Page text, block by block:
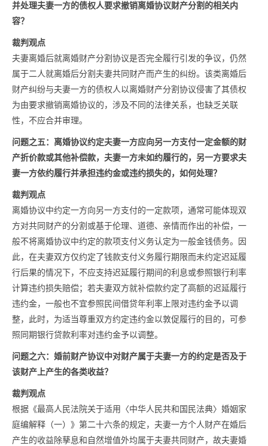
并处理夫妻一方的债权人要求撤销离婚协议财产分割的相关内
容？
裁判观点
夫妻离婚后就离婚财产分割协议是否完全履行引发的争议，仍然
属于二人就离婚后分割夫妻共同财产而产生的纠纷。该类离婚后
财产纠纷与夫妻一方的债权人以离婚财产分割协议侵害了其债权
为由要求撤销离婚协议的，涉及不同的法律关系，也缺乏关联
性，不应合并审理。
问题之五：离婚协议约定夫妻一方应向另一方支付一定金额的财
产折价款或其他补偿款，夫妻一方未如约履行的，另一方要求夫
妻一方依约履行并承担违约金或违约损失的，如何处理？
裁判观点
离婚协议中约定一方向另一方支付的一定款项，通常可能体现双
方对共同财产的分割或基于伦理、道德、亲情而作出的补偿，一
般不将离婚协议中约定的款项支付义务认定为一般金钱债务。因
此，在夫妻双方仅约定了钱款支付义务履行期限而未约定迟延履
行后果的情况下，不应支持迟延履行期间的利息或参照银行利率
计算违约损失赔偿；若夫妻双方就补偿款约定了高额的迟延履行
违约金，一般也不宜参照民间借贷年利率上限对违约金予以调
整，此时，为适当尊重双方约定违约金以敦促履行的目的，可参
照同期银行贷款利率对违约金予以调整。
问题之六： 婚前财产协议中对财产属于夫妻一方的约定是否及于
该财产上产生的各类收益？
裁判观点
根据《最高人民法院关于适用〈中华人民共和国民法典〉婚姻家
庭编解释（一）》第二十六条的规定，夫妻一方个人财产在婚后
产生的收益除孳息和自然增值外均属于夫妻共同财产，故夫妻婚